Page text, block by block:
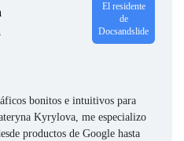
El residente
de
Docsandslide
bonitos e intuitivos para
Kyrylova, me especializo
productos de Google hasta